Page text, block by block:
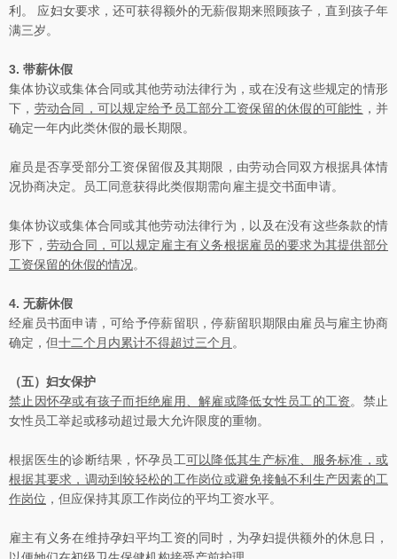
利。 应妇女要求，还可获得额外的无薪假期来照顾孩子，直到孩子年
满三岁。
3. 带薪休假
集体协议或集体合同或其他劳动法律行为，或在没有这些规定的情形
下， 劳动合同，可以规定给予员工部分工资保留的休假的可能性 ，并
确定一年内此类休假的最长期限。
雇员是否享受部分工资保留假及其期限，由劳动合同双方根据具体情
况协商决定。员工同意获得此类假期需向雇主提交书面申请。
集体协议或集体合同或其他劳动法律行为，以及在没有这些条款的情
形下， 劳动合同，可以规定雇主有义务根据雇员的要求为其提供部分
工资保留的休假的情况。
4. 无薪休假
经雇员书面申请，可给予停薪留职，停薪留职期限由雇员与雇主协商
确定，但十二个月内累计不得超过三个月 。
（五）妇女保护
禁止因怀孕或有孩子而拒绝雇用、解雇或降低女性员工的工资。禁止
女性员工举起或移动超过最大允许限度的重物。
根据医生的诊断结果，怀孕员工可以降低其生产标准、服务标准，或
根据其要求，调动到较轻松的工作岗位或避免接触不利生产因素的工
作岗位 ，但应保持其原工作岗位的平均工资水平。
雇主有义务在维持孕妇平均工资的同时，为孕妇提供额外的休息日，